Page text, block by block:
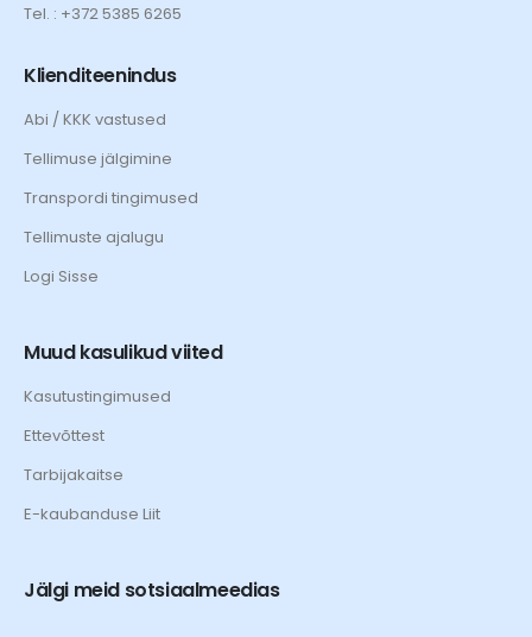
Tel. : +372 5385 6265
Klienditeenindus
Abi / KKK vastused
Tellimuse jälgimine
Transpordi tingimused
Tellimuste ajalugu
Logi Sisse
Muud kasulikud viited
Kasutustingimused
Ettevõttest
Tarbijakaitse
E-kaubanduse Liit
Jälgi meid sotsiaalmeedias